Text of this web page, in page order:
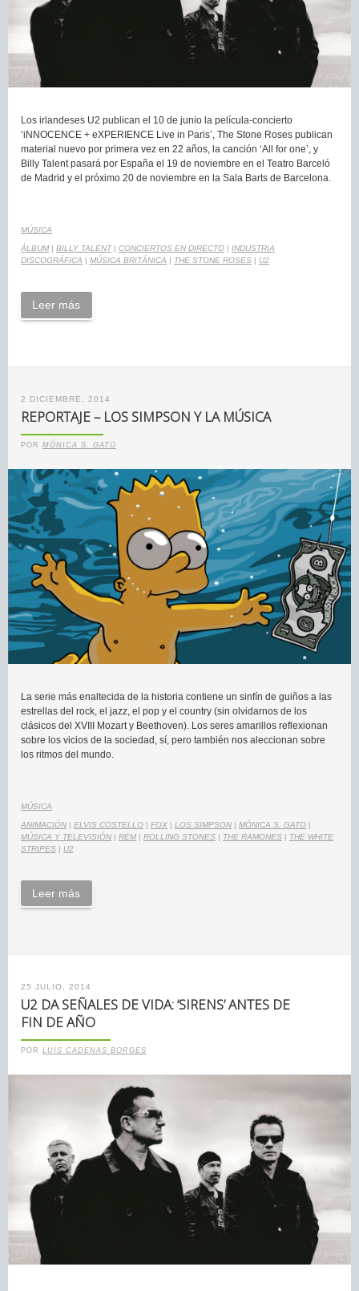
Los irlandeses U2 publican el 10 de junio la película-concierto
‘iNNOCENCE + eXPERIENCE Live in Paris’, The Stone Roses publican
material nuevo por primera vez en 22 años, la canción ‘All for one’, y
Billy Talent pasará por España el 19 de noviembre en el Teatro Barceló
de Madrid y el próximo 20 de noviembre en la Sala Barts de Barcelona.
MÚSICA
ÁLBUM | BILLY TALENT| CONCIERTOS EN DIRECTO | INDUSTRIA
DISCOGRÁFICA | MÚSICA BRITÁNICA | THE STONE ROSES | U2
Leer más
2 DICIEMBRE, 2014
REPORTAJE – LOS SIMPSON Y LA MÚSICA
POR MÓNICA S. GATO
La serie más enaltecida de la historia contiene un sinfín de guiños a las
estrellas del rock, el jazz, el pop y el country (sin olvidarnos de los
clásicos del XVIII Mozart y Beethoven). Los seres amarillos reflexionan
sobre los vicios de la sociedad, sí, pero también nos aleccionan sobre
los ritmos del mundo.
MÚSICA
ANIMACIÓN | ELVIS COSTELLO | FOX | LOS SIMPSON | MÓNICA S. GATO |
MÚSICA Y TELEVISIÓN | REM | ROLLING STONES | THE RAMONES | THE WHITE
STRIPES | U2
Leer más
25 JULIO, 2014
U2 DA SEÑALES DE VIDA: ‘SIRENS’ ANTES DE
FIN DE AÑO
POR LUIS CADENAS BORGES